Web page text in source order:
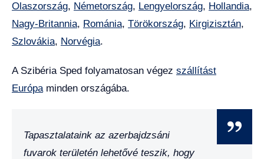
Olaszország, Németország, Lengyelország, Hollandia,
Nagy-Britannia, Románia, Törökország, Kirgizisztán,
Szlovákia, Norvégia.
A Szibéria Sped folyamatosan végez szállítást
Európaminden országába.
Tapasztalataink az azerbajdzsáni
fuvarok területén lehetővé teszik, hogy